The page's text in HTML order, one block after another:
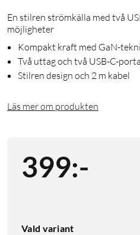
En stilren strömkälla med två
möjligheter
Kompakt kraft med GaN-
Två uttag och två USB-C-
Stilren design och 2 m kabel
Läs mer om produkten
399:-
Vald variant